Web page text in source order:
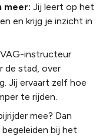
meer: Jij leert op het
en krijg je inzicht in
instructeur
de stad, over
Jij ervaart zelf hoe
te rijden.
mee? Dan
bij het